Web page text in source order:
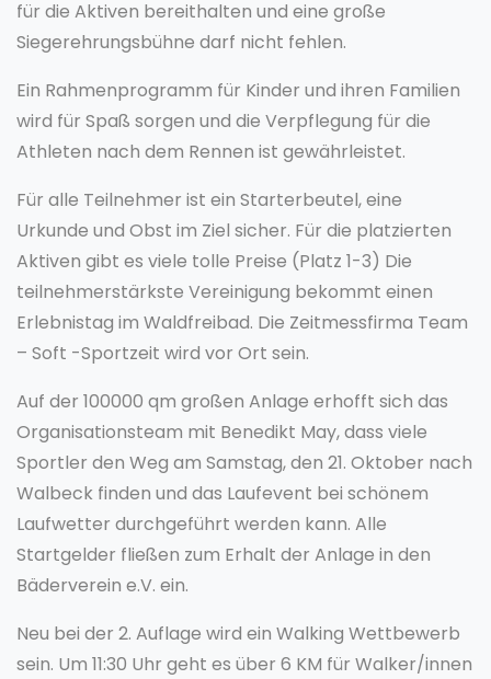
für die Aktiven bereithalten und eine große
Siegerehrungsbühne darf nicht fehlen.
Ein Rahmenprogramm für Kinder und ihren Familien
wird für Spaß sorgen und die Verpflegung für die
Athleten nach dem Rennen ist gewährleistet.
Für alle Teilnehmer ist ein Starterbeutel, eine
Urkunde und Obst im Ziel sicher. Für die platzierten
Aktiven gibt es viele tolle Preise (Platz 1-3) Die
teilnehmerstärkste Vereinigung bekommt einen
Erlebnistag im Waldfreibad. Die Zeitmessfirma Team
– Soft -Sportzeit wird vor Ort sein.
Auf der 100000 qm großen Anlage erhofft sich das
Organisationsteam mit Benedikt May, dass viele
Sportler den Weg am Samstag, den 21. Oktober nach
Walbeck finden und das Laufevent bei schönem
Laufwetter durchgeführt werden kann. Alle
Startgelder fließen zum Erhalt der Anlage in den
Bäderverein e.V. ein.
Neu bei der 2. Auflage wird ein Walking Wettbewerb
sein. Um 11:30 Uhr geht es über 6 KM für Walker/innen